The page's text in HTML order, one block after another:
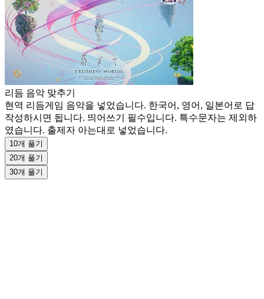
리듬 음악 맞추기
현역 리듬게임 음악을 넣었습니다. 한국어, 영어, 일본어로 답
작성하시면 됩니다. 띄어쓰기 필수입니다. 특수문자는 제외하
였습니다. 출제자 아는대로 넣었습니다.
10개 풀기
20개 풀기
30개 풀기